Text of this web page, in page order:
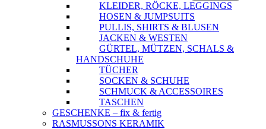
KLEIDER, RÖCKE, LEGGINGS
HOSEN & JUMPSUITS
PULLIS, SHIRTS & BLUSEN
JACKEN & WESTEN
GÜRTEL, MÜTZEN, SCHALS &
HANDSCHUHE
TÜCHER
SOCKEN & SCHUHE
SCHMUCK & ACCESSOIRES
TASCHEN
GESCHENKE – fix & fertig
RASMUSSONS KERAMIK